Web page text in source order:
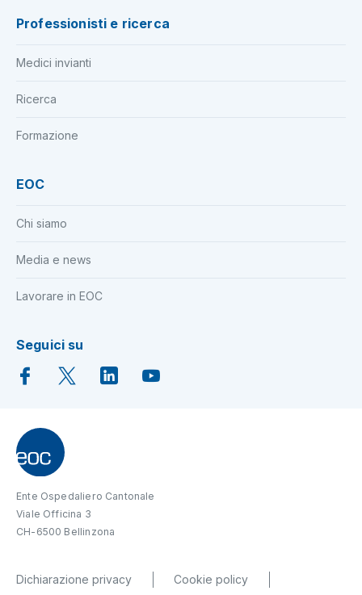
Professionisti e ricerca
Medici invianti
Ricerca
Formazione
EOC
Chi siamo
Media e news
Lavorare in EOC
Seguici su
Ente Ospedaliero Cantonale
Viale Officina 3
CH-6500 Bellinzona
Dichiarazione privacy Cookie policy